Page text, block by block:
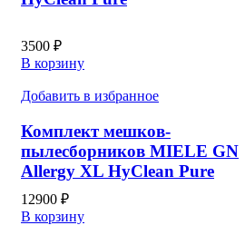
3500 ₽
В корзину
Добавить в избранное
Комплект мешков-
пылесборников MIELE GN
Allergy XL HyClean Pure
12900 ₽
В корзину